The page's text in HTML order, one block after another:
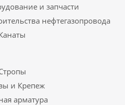
и запчасти
нефтегазопровода
и Крепеж
арматура